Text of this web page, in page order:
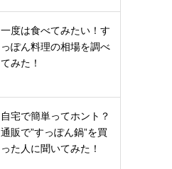
一度は食べてみたい！す
っぽん料理の相場を調べ
てみた！
自宅で簡単ってホント？
通販で”すっぽん鍋”を買
った人に聞いてみた！